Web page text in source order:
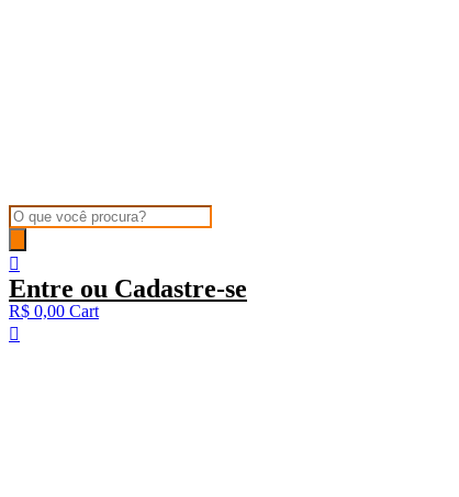
Products
search
Entre ou Cadastre-se
R$ 0,00 Cart